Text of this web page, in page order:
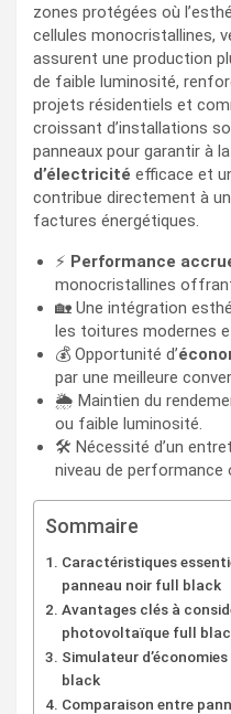
zones protégées où
cellules monocristallines,
assurent une production
de faible luminosité,
projets résidentiels et
croissant d’installations
panneaux pour garantir à
d’électricité efficace et
contribue directement à
factures énergétiques.
⚡ Performance
monocristallines offrant
🏡 Une intégration
les toitures modernes
💰 Opportunité d’
par une meilleure
🌦️ Maintien du
ou faible luminosité.
🛠️ Nécessité d’un
niveau de performance
Sommaire
Caractéristiques
panneau noir full black
Avantages clés à
photovoltaïque full
Simulateur
black
Comparaison entre